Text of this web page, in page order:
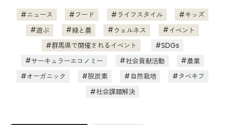
ニュース フード ライフスタイル
キッズ
遊ぶ
緑と農 ウェルネス
イベント
群馬県で開催されるイベント
SDGs
サーキュラーエコノミー
社会貢献活動
農業
オーガニック
脱炭素 自然栽培
タベキフ
社会課題解決